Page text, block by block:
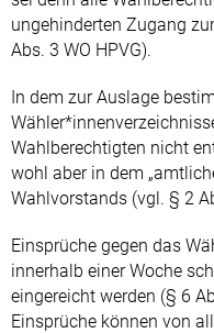
ungehinderten Zugang
Abs. 3 WO HPVG).
In dem zur Auslage
Wahlberechtigten nicht
wohl aber in dem
Wahlvorstands (vgl. § 2
Einsprüche gegen das
innerhalb einer Woche
eingereicht werden (§ 6
Einsprüche können von